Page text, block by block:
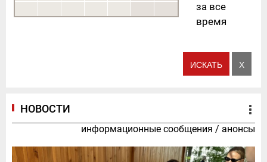
за все
время
НОВОСТИ
информационные сообщения / анонсы